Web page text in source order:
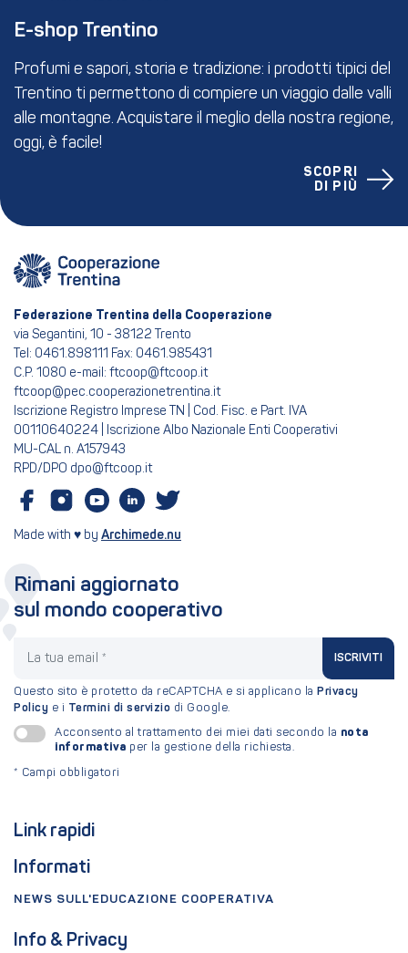
E-shop Trentino
Profumi e sapori, storia e tradizione: i prodotti tipici del
Trentino ti permettono di compiere un viaggio dalle valli
alle montagne. Acquistare il meglio della nostra regione,
oggi, è facile!
SCOPRI
DI PIÙ
Federazione Trentina della Cooperazione
via Segantini, 10 - 38122 Trento
Tel: 0461.898111 Fax: 0461.985431
C.P. 1080 e-mail: ftcoop@ftcoop.it
ftcoop@pec.cooperazionetrentina.it
Iscrizione Registro Imprese TN | Cod. Fisc. e Part. IVA
00110640224 | Iscrizione Albo Nazionale Enti Cooperativi
MU-CAL n. A157943
RPD/DPO dpo@ftcoop.it
Made with ♥ by Archimede.nu
Link rapidi
Informati
NEWS SULL'EDUCAZIONE COOPERATIVA
Info & Privacy
Rimani aggiornato
sul mondo cooperativo
ISCRIVITI
Questo sito è protetto da reCAPTCHA e si applicano la Privacy
Policy e i Termini di servizio di Google.
Acconsento al trattamento dei miei dati secondo la nota
informativa per la gestione della richiesta.
* Campi obbligatori